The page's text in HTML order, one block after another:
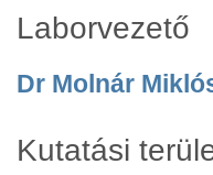
Laborvezető
Dr Molnár
Kutatási